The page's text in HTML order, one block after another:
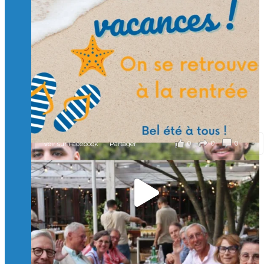
et contribuons ensemble à former les générations
d’ingénieurs de demain. 🙏
Merci à tous !
🎯 Taxe d’apprentissage 2026 : avec l'Isep, investissez pour
un numérique au service de l'humain !
À l’Isep, nous formons des ingénieurs, des bachelors, des
Mastères Spécialisés, qui allient excellence technologique et
valeurs humaines, au cœur de notre pro
...Voir plus
il y a 2 mois
0 0 0
Voir sur Facebook · Partager
🚀Afterwork à Genève 🚀
🥳 Le 22 avril dernier, 14 Alumni vivant / travaillant
en Suisse ont partagé un moment convivial de
retrouvailles et d'échanges !
Merci à tous pour votre présence et à Alexandre